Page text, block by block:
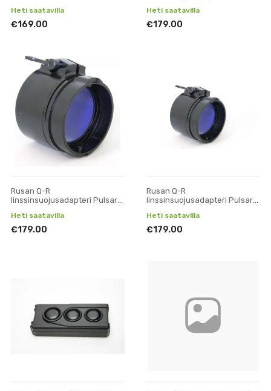
Heti saatavilla
€169.00
Heti saatavilla
€179.00
Rusan Q-R
linssinsuojusadapteri Pulsar
Heti saatavilla
€179.00
Rusan Q-R
linssinsuojusadapteri Pulsar
Heti saatavilla
€179.00